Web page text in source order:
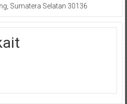
Sumatera Selatan 30136